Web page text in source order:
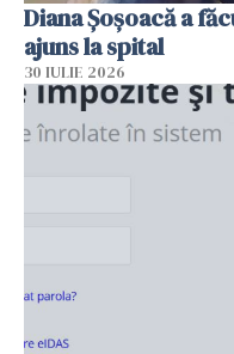
Diana Șoșoacă a
ajuns la spital
30 IULIE 2026